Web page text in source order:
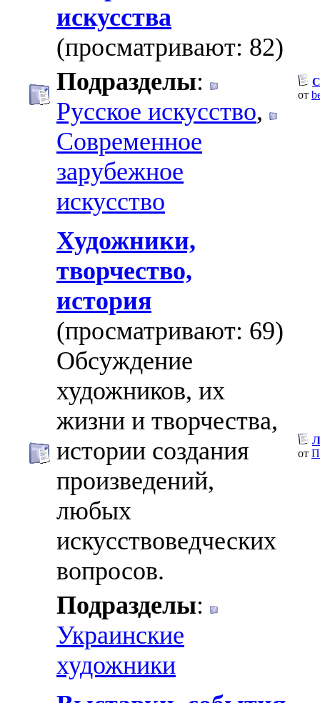
искусства
(просматривают: 82)
Подразделы:
Русское искусство,
Современное
зарубежное
искусство
от
Художники,
творчество,
история
(просматривают: 69)
Обсуждение
художников, их
жизни и творчества,
истории создания
произведений,
любых
искусствоведческих
вопросов.
Подразделы:
Украинские
художники
от